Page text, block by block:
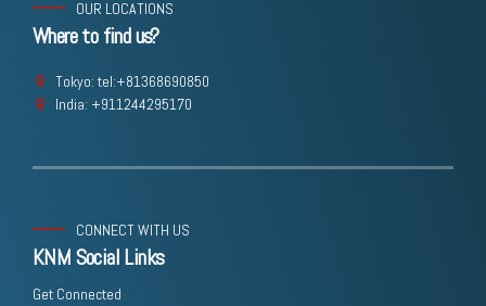
OUR LOCATIONS
Where to find us?
Tokyo: tel:+81368690850
India: +911244295170
CONNECT WITH US
KNM Social Links
Get Connected